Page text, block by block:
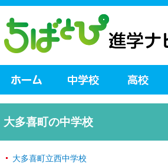
大多喜町の中学校
大多喜町立西中学校